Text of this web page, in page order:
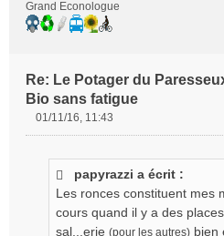
Grand Econologue
Re: Le Potager du
Bio sans fatigue
01/11/16, 11:43
papyrazzi a écrit :
Les ronces constituent mes
cours quand il y a des
sal...erie (pour les autres) bien